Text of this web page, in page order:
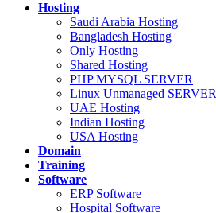
Hosting
Saudi Arabia Hosting
Bangladesh Hosting
Only Hosting
Shared Hosting
PHP MYSQL SERVER
Linux Unmanaged SERVER
UAE Hosting
Indian Hosting
USA Hosting
Domain
Training
Software
ERP Software
Hospital Software